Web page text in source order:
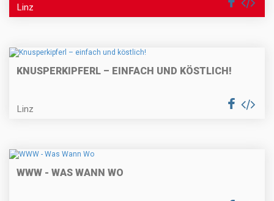
Linz
KNUSPERKIPFERL – EINFACH UND KÖSTLICH!
Linz
WWW - WAS WANN WO